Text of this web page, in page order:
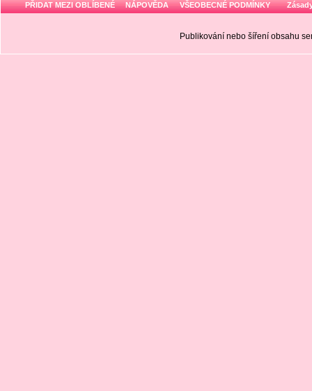
PŘIDAT MEZI OBLÍBENÉ NÁPOVĚDA VŠEOBECNÉ PODMÍNKY
Publikování nebo šíření obsahu